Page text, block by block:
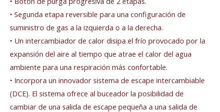
• Segunda etapa reversible para una configuración de
suministro de gas a la izquierda o a la derecha.
• Un intercambiador de calor disipa el frío provocado por la
expansión del aire al tiempo que atrae el calor del agua
ambiente para una respiración más confortable.
• Incorpora un innovador sistema de escape intercambiable
(DCE). El sistema ofrece al buceador la posibilidad de
cambiar de una salida de escape pequeña a una salida de